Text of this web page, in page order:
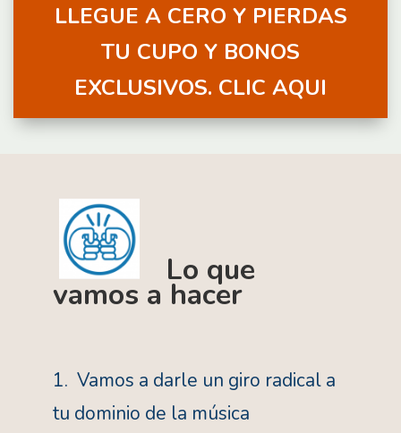
LLEGUE A CERO Y PIERDAS
TU CUPO Y BONOS
EXCLUSIVOS. CLIC AQUI
Lo que
vamos a hacer
1. Vamos a darle un giro radical a
tu dominio de la música